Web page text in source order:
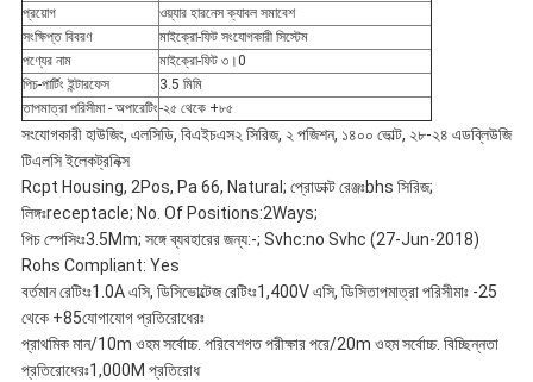
প্রয়োগ
ওয়্যার হারনেস ক্যাবল সমাবেশ
সংক্ষিপ্ত বিবরণ
মাইক্রো-ফিট সংযোগকারী সিস্টেম
পণ্যের নাম
মাইক্রো-ফিট ৩।0
পিচ-পার্টিং ইন্টারফেস
3.5 মিমি
তাপমাত্রা পরিসীমা - অপারেটিং-২৫ থেকে +৮৫
সংযোগকারী হাউজিং, এলসিডি, বিএইচএস২ সিরিজ, ২ পজিশন, ১৪০০ ভোল্ট, ২৮-২৪ এডব্লিউজি
টিএলসি ইলেকট্রনিক্স
Rcpt Housing, 2Pos, Pa 66, Natural; প্রোডাক্ট রেঞ্জঃbhs সিরিজ;
লিঙ্গঃreceptacle; No. Of Positions:2Ways;
পিচ স্পেসিংঃ3.5Mm; সঙ্গে ব্যবহারের জন্য:-; Svhc:no Svhc (27-Jun-2018)
Rohs Compliant: Yes
বর্তমান রেটিংঃ1.0A এসি, ডিসিভোল্টেজ রেটিংঃ1,400V এসি, ডিসিতাপমাত্রা পরিসীমাঃ -25
থেকে +85যোগাযোগ প্রতিরোধেরঃ
প্রাথমিক মান/10m ওহম সর্বোচ্চ. পরিবেশগত পরীক্ষার পরে/20m ওহম সর্বোচ্চ. বিচ্ছিন্নতা
প্রতিরোধেরঃ1,000M প্রতিরোধ